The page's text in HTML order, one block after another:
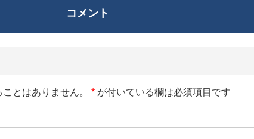
コメント
とはありません。 * が付いている欄は必須項目です